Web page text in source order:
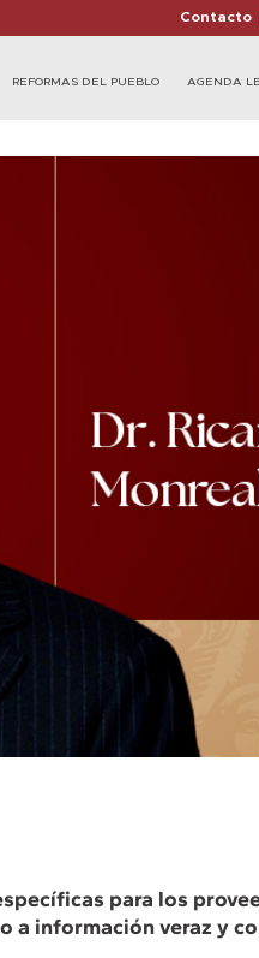
Contacto
REFORMAS DEL PUEBLO AGENDA
para los
a información veraz y